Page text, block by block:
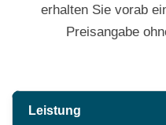
erhalten Sie vorab
Preisangabe
Leistung